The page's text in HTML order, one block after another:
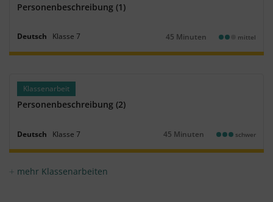
Personenbeschreibung (1)
Deutsch Klasse 7
Dauer:
45 Minuten mittel
Klassenarbeit
Personenbeschreibung (2)
Deutsch Klasse 7
Dauer:
45 Minuten schwer
mehr Klassenarbeiten